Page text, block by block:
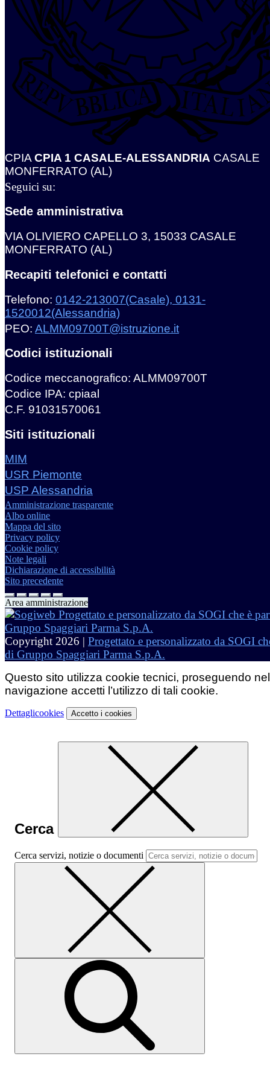
CPIA CPIA 1 CASALE-ALESSANDRIA CASALE
MONFERRATO (AL)
Seguici su:
Sede amministrativa
VIA OLIVIERO CAPELLO 3, 15033 CASALE
MONFERRATO (AL)
Recapiti telefonici e contatti
Telefono: 0142-213007(Casale), 0131-
1520012(Alessandria)
PEO: ALMM09700T@istruzione.it
Codici istituzionali
Codice meccanografico: ALMM09700T
Codice IPA: cpiaal
C.F. 91031570061
Siti istituzionali
MIM
USR Piemonte
USP Alessandria
Amministrazione trasparente
Albo online
Mappa del sito
Privacy policy
Cookie policy
Note legali
Dichiarazione di accessibilità
Sito precedente
Area amministrazione
Copyright 2026 | Progettato e personalizzato da SOGI
di Gruppo Spaggiari Parma S.p.A.
Questo sito utilizza cookie tecnici, proseguendo
navigazione accetti l’utilizzo di tali cookie.
Dettaglicookies Accetto i cookies
Cerca
Cerca servizi, notizie o documenti